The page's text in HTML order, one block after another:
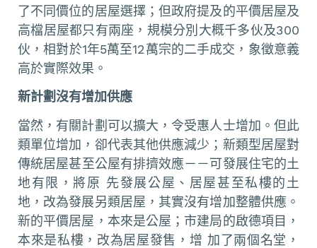
了不同價位的居屋選擇；但政府提及的平價居屋及
高檔居屋都只有兩座，規模分別大概千多伙及300
伙，相對於1年5萬至12萬宗的二手成交，象徵意義
高於實際效果。
新計劃沒有增加供應
當然，有關計劃可以擴大，令受惠人士增加。但此
類單位增加，卻代表其他供應減少；新類型居屋對
傳統居屋甚至公屋有排擠效應－－可發展住宅的土
地有限，將原 先發展公屋、居屋甚至私樓的土
地，改為發展另類居屋，其實沒有增加整體供應。
新的平價居屋，本來是公屋；市建局的啟德項目，
本來是私樓，改為居屋發售，增 加了兩個名堂，